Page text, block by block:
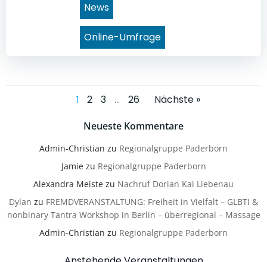
News
Online-Umfrage
Posts
navigation
Page
1 Page
2 Page
3 … Page
26
Posts
Nächste »
Neueste Kommentare
Admin-Christian zu Regionalgruppe Paderborn
Jamiezu Regionalgruppe Paderborn
Alexandra Meiste zu Nachruf Dorian Kai Liebenau
Dylan zu FREMDVERANSTALTUNG: Freiheit in Vielfalt – GLBTI &
nonbinary Tantra Workshop in Berlin – überregional – Massage
Admin-Christian zu Regionalgruppe Paderborn